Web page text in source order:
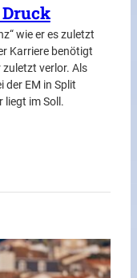
wie er es zuletzt
Karriere benötigt
zuletzt verlor. Als
der EM in Split
liegt im Soll.